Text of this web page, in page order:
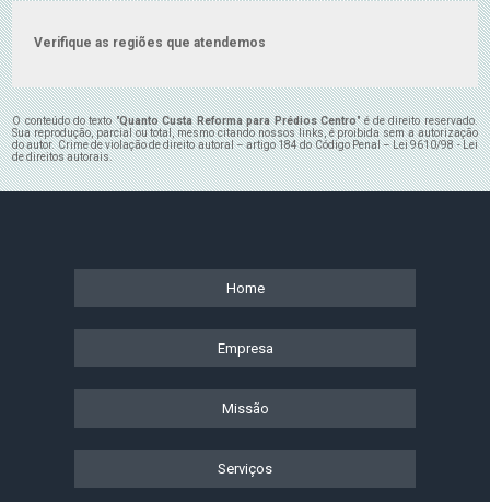
Verifique as regiões que atendemos
O conteúdo do texto "Quanto Custa Reforma para Prédios Centro" é de direito reservado.
Sua reprodução, parcial ou total, mesmo citando nossos links, é proibida sem a autorização
do autor. Crime de violação de direito autoral – artigo 184 do Código Penal –Lei 9610/98 - Lei
de direitos autorais.
Home
Empresa
Missão
Serviços